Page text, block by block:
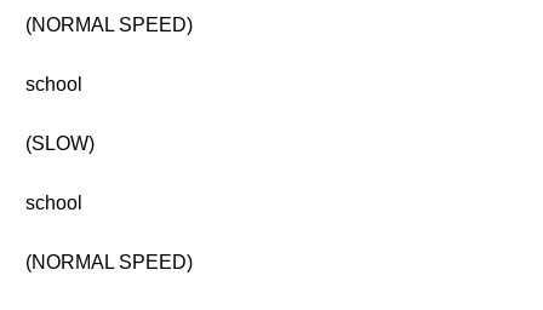
(NORMAL SPEED)
school
(SLOW)
school
(NORMAL SPEED)